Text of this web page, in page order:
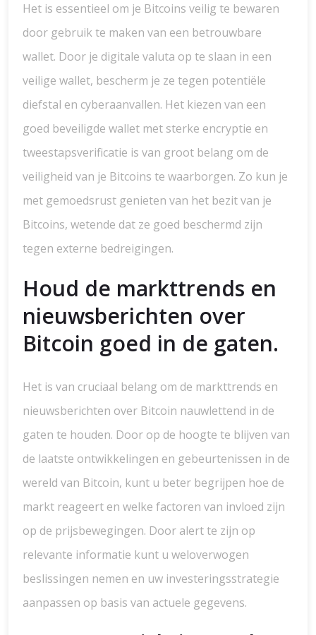
Het is essentieel om je Bitcoins veilig te bewaren
door gebruik te maken van een betrouwbare
wallet. Door je digitale valuta op te slaan in een
veilige wallet, bescherm je ze tegen potentiële
diefstal en cyberaanvallen. Het kiezen van een
goed beveiligde wallet met sterke encryptie en
tweestapsverificatie is van groot belang om de
veiligheid van je Bitcoins te waarborgen. Zo kun je
met gemoedsrust genieten van het bezit van je
Bitcoins, wetende dat ze goed beschermd zijn
tegen externe bedreigingen.
Houd de markttrends en
nieuwsberichten over
Bitcoin goed in de gaten.
Het is van cruciaal belang om de markttrends en
nieuwsberichten over Bitcoin nauwlettend in de
gaten te houden. Door op de hoogte te blijven van
de laatste ontwikkelingen en gebeurtenissen in de
wereld van Bitcoin, kunt u beter begrijpen hoe de
markt reageert en welke factoren van invloed zijn
op de prijsbewegingen. Door alert te zijn op
relevante informatie kunt u weloverwogen
beslissingen nemen en uw investeringsstrategie
aanpassen op basis van actuele gegevens.